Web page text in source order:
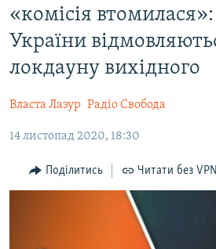
матеріалу
Перейти
до
основної
Перейти
до
ВІДЕО ТА ФОТО
ІНТЕРВ'Ю
ВСЕ ЗА ДЕНЬ
ЯК ОБІЙТИ БЛОКУВАННЯ
«комісія
України
локдауну вихідного
Власта Лазур Радіо Свобода
14 листопад 2020, 18:30
Поділитись Читати без VPN